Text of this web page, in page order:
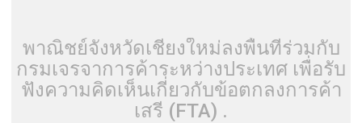
พาณิชย์จังหวัดเชียงใหม่ลงพื้นที่ร่วมกับ
กรมเจรจาการค้าระหว่างประเทศ เพื่อรับ
ฟังความคิดเห็นเกี่ยวกับข้อตกลงการค้า
เสรี (FTA) .